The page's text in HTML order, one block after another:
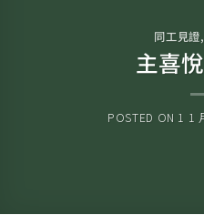
同工見證
主喜
POSTED ON 1 1